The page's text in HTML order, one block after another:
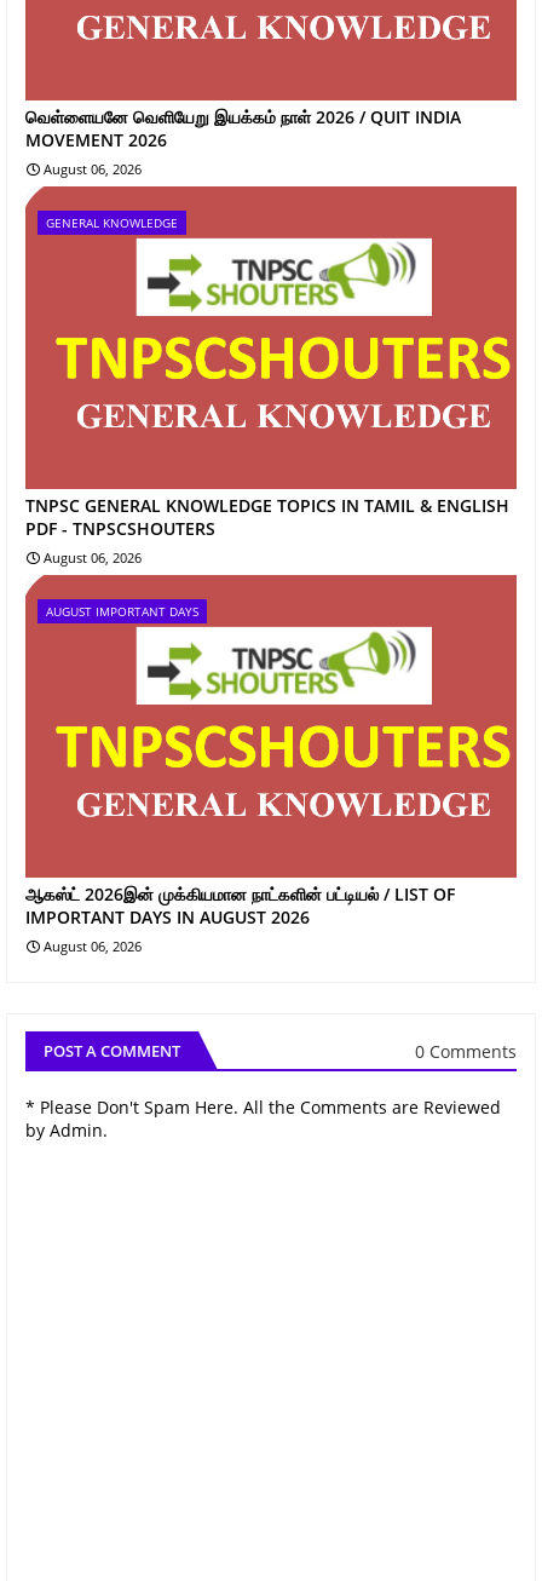
வெள்ளையனே வெளியேறு இயக்கம் நாள் 2026 / QUIT INDIA
MOVEMENT 2026
August 06, 2026
GENERAL KNOWLEDGE
TNPSC GENERAL KNOWLEDGE TOPICS IN TAMIL & ENGLISH
PDF - TNPSCSHOUTERS
August 06, 2026
AUGUST IMPORTANT DAYS
ஆகஸ்ட் 2026இன் முக்கியமான நாட்களின் பட்டியல் / LIST OF
IMPORTANT DAYS IN AUGUST 2026
August 06, 2026
POST A COMMENT 0 Comments
* Please Don't Spam Here. All the Comments are Reviewed
by Admin.